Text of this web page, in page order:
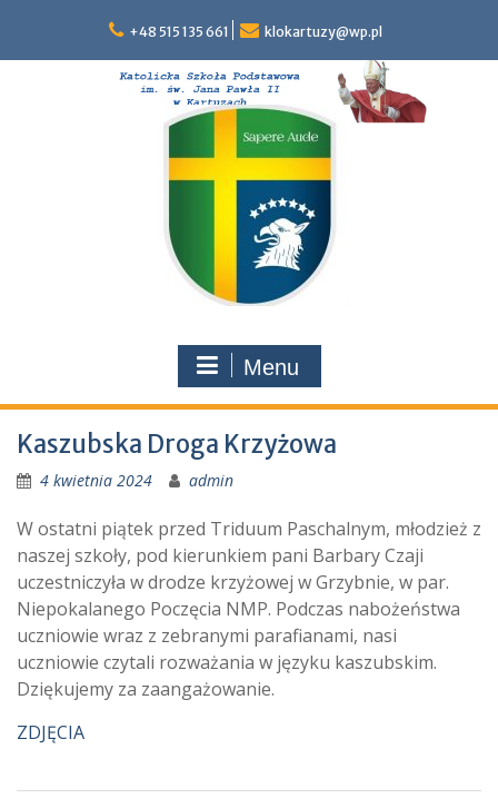
content
+48 515 135 661 klokartuzy@wp.pl
Menu
Kaszubska Droga Krzyżowa
4 kwietnia 2024 admin
W ostatni piątek przed Triduum Paschalnym, młodzież z
naszej szkoły, pod kierunkiem pani Barbary Czaji
uczestniczyła w drodze krzyżowej w Grzybnie, w par.
Niepokalanego Poczęcia NMP. Podczas nabożeństwa
uczniowie wraz z zebranymi parafianami, nasi
uczniowie czytali rozważania w języku kaszubskim.
Dziękujemy za zaangażowanie.
ZDJĘCIA